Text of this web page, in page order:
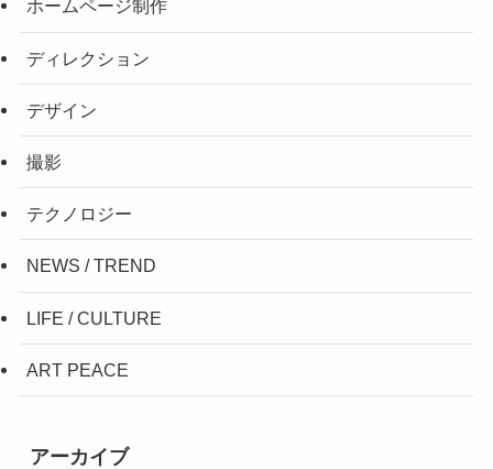
ホームページ制作
ディレクション
デザイン
撮影
テクノロジー
NEWS / TREND
LIFE / CULTURE
ART PEACE
アーカイブ